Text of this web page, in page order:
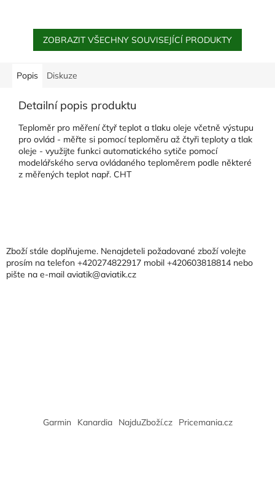
ZOBRAZIT VŠECHNY SOUVISEJÍCÍ PRODUKTY
Popis Diskuze
Detailní popis produktu
Teploměr pro měření čtyř teplot a tlaku oleje včetně výstupu
pro ovlád - měřte si pomocí teploměru až čtyři teploty a tlak
oleje - využijte funkci automatického sytiče pomocí
modelářského serva ovládaného teploměrem podle některé
z měřených teplot např. CHT
aZboží stále doplňujeme. Nenajdeteli požadované zboží volejte
prosím na telefon +420274822917 mobil +420603818814 nebo
pište na e-mail aviatik@aviatik.cz
Garmin Kanardia NajduZboží.cz Pricemania.cz